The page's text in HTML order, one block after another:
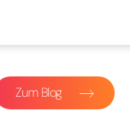
Zum Blog